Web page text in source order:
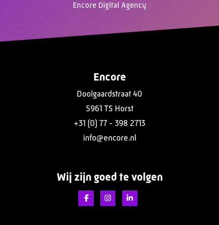
Encore Digital Agency
Encore
Doolgaardstraat 40
5961 TS Horst
+31 (0) 77 - 398 2713
info@encore.nl
Wij zijn goed te volgen